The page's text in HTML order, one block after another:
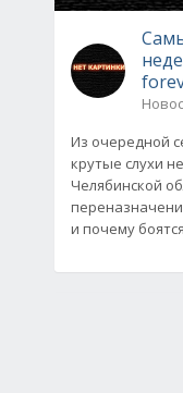
Из очередной
крутые слухи
Челябинской
и почему боятся